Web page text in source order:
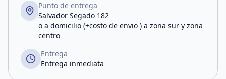
Punto de entrega
Salvador Segado 182
o a domicilio (+costo de envio ) a zona sur y zona
centro
Entrega
Entrega inmediata